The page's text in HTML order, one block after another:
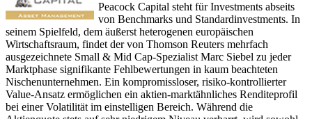
Peacock Capital steht für Investments abseits
von Benchmarks und Standardinvestments. In
seinem Spielfeld, dem äußerst heterogenen europäischen
Wirtschaftsraum, findet der von Thomson Reuters mehrfach
ausgezeichnete Small & Mid Cap‐Spezialist Marc Siebel zu jeder
Marktphase signifikante Fehlbewertungen in kaum beachteten
Nischenunternehmen. Ein kompromissloser, risiko-kontrollierter
Value-Ansatz ermöglichen ein aktien-marktähnliches Renditeprofil
bei einer Volatilität im einstelligen Bereich. Während die